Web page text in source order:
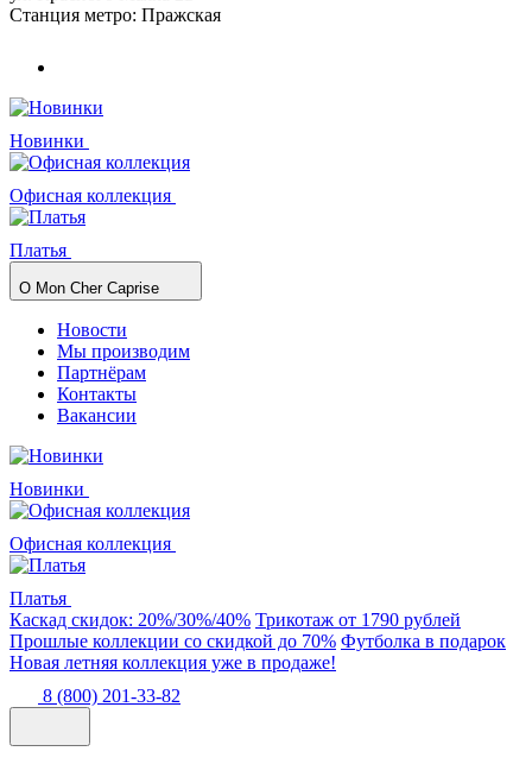
Станция метро: Пражская
Новинки
Офисная коллекция
Платья
О Mon Cher Caprise
Новости
Мы производим
Партнёрам
Контакты
Вакансии
Новинки
Офисная коллекция
Платья
Каскад скидок: 20%/30%/40% Трикотаж от 1790 рублей
Прошлые коллекции со скидкой до 70% Футболка в подарок
Новая летняя коллекция уже в продаже!
8 (800) 201-33-82